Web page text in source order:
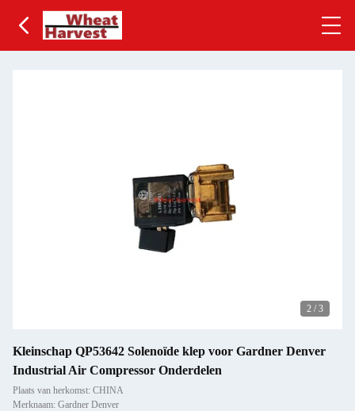
2 / 3
Kleinschap QP53642 Solenoïde klep voor Gardner Denver
Industrial Air Compressor Onderdelen
Plaats van herkomst: CHINA
Merknaam: Gardner Denver